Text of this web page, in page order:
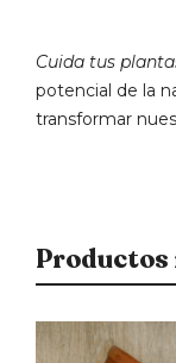
Cuida tus
potencial de la
transformar